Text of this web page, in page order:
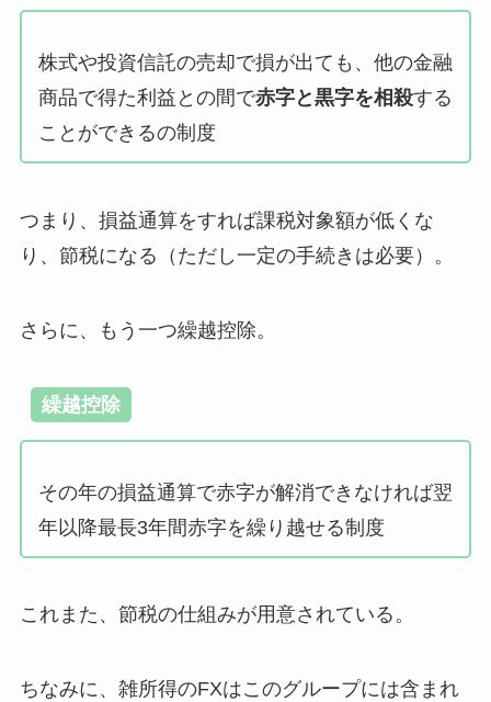
株式や投資信託の売却で損が出ても、他の金融
商品で得た利益との間で赤字と黒字を相殺する
ことができるの制度
つまり、損益通算をすれば課税対象額が低くな
り、節税になる（ただし一定の手続きは必要）。
さらに、もう一つ繰越控除。
繰越控除
その年の損益通算で赤字が解消できなければ翌
年以降最長3年間赤字を繰り越せる制度
これまた、節税の仕組みが用意されている。
ちなみに、雑所得のFXはこのグループには含まれ